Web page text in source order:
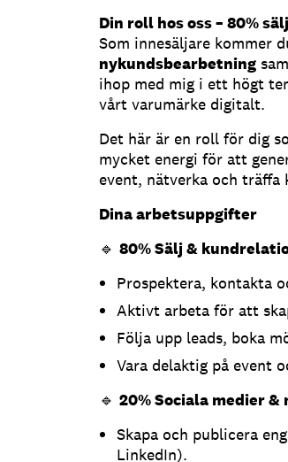
Din roll hos oss – 80%
Som innesäljare kommer
nykundsbearbetning
ihop med mig i ett högt
vårt varumärke digitalt.
Det här är en roll för dig
mycket energi för att
event, nätverka och träffa
Dina arbetsuppgifter
🔹 80% Sälj &
Prospektera, kontakta
Aktivt arbeta för att
Följa upp leads, boka
Vara delaktig på event
🔹 20% Sociala medier
Skapa och publicera
LinkedIn).